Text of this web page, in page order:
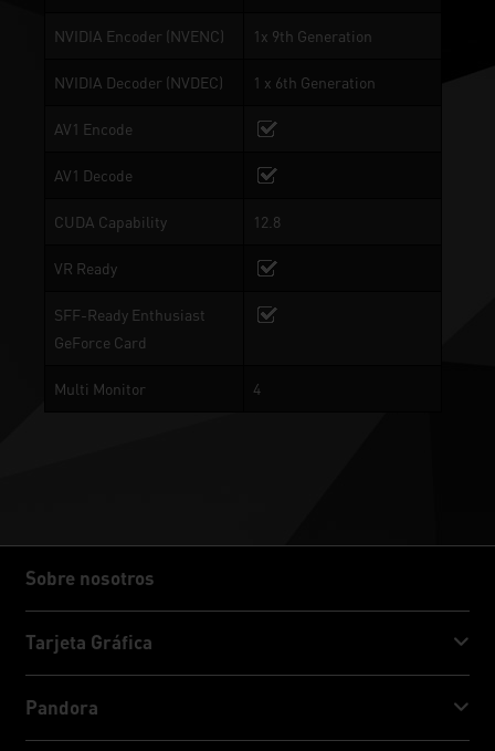
NVIDIA Encoder (NVENC) 1x 9th Generation
NVIDIA Decoder (NVDEC) 1 x 6th Generation
AV1 Encode
AV1 Decode
CUDA Capability 12.8
VR Ready
SFF-Ready Enthusiast
GeForce Card
Multi Monitor 4
Sobre nosotros
Sobre nosotros
Tarjeta Gráfica
GeForce RTX™ 40 Series
Pandora